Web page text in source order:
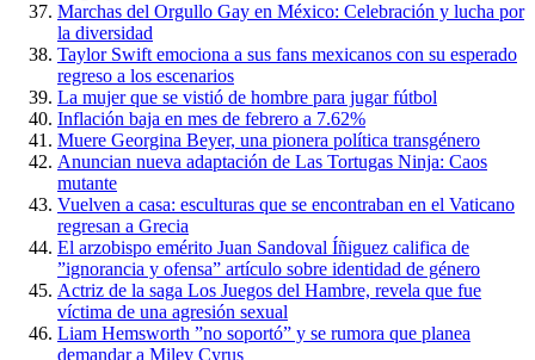
Marchas del Orgullo Gay en México: Celebración y lucha por
la diversidad
Taylor Swift emociona a sus fans mexicanos con su esperado
regreso a los escenarios
La mujer que se vistió de hombre para jugar fútbol
Inflación baja en mes de febrero a 7.62%
Muere Georgina Beyer, una pionera política transgénero
Anuncian nueva adaptación de Las Tortugas Ninja: Caos
mutante
Vuelven a casa: esculturas que se encontraban en el Vaticano
regresan a Grecia
El arzobispo emérito Juan Sandoval Íñiguez califica de
”ignorancia y ofensa” artículo sobre identidad de género
Actriz de la saga Los Juegos del Hambre, revela que fue
víctima de una agresión sexual
Liam Hemsworth ”no soportó” y se rumora que planea
demandar a Miley Cyrus